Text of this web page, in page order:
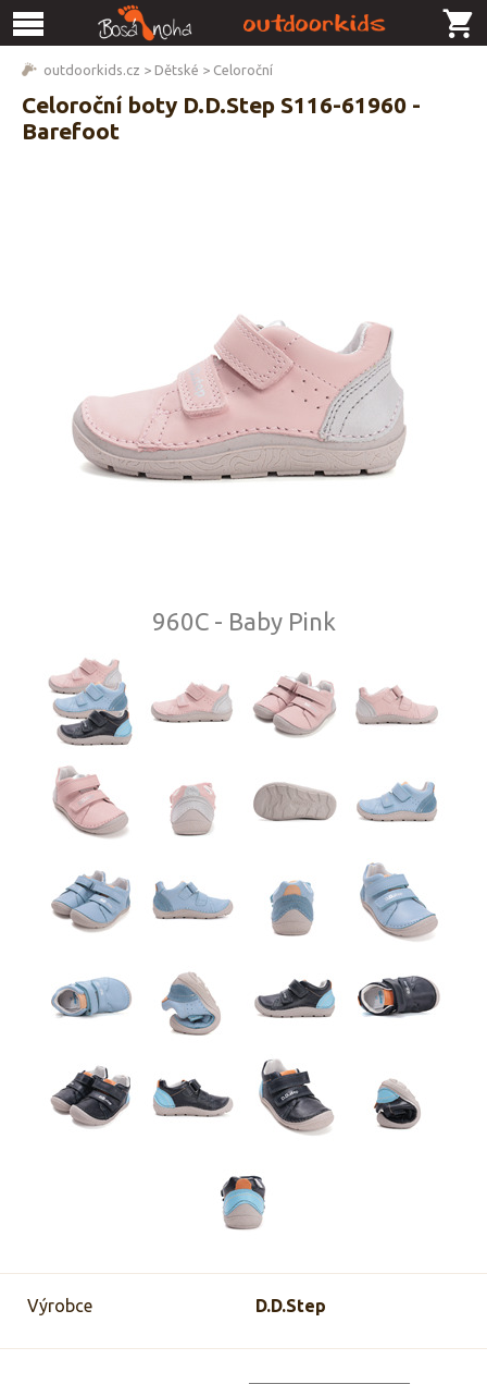
outdoorkids.cz > Dětské > Celoroční
Celoroční boty D.D.Step S116-61960 -
Barefoot
960C - Baby Pink
Výrobce D.D.Step